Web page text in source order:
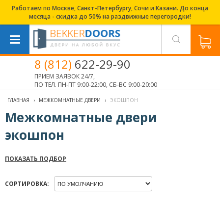
Работаем по Москве, Санкт-Петербургу, Сочи и Казани. До конца
месяца - скидка до 50% на раздвижные перегородки!
8 (812) 622-29-90
ПРИЕМ ЗАЯВОК 24/7,
ПО ТЕЛ. ПН-ПТ 9:00-22:00, СБ-ВС 9:00-20:00
ГЛАВНАЯ › МЕЖКОМНАТНЫЕ ДВЕРИ › ЭКОШПОН
Межкомнатные двери
экошпон
ПОКАЗАТЬ ПОДБОР
СОРТИРОВКА: